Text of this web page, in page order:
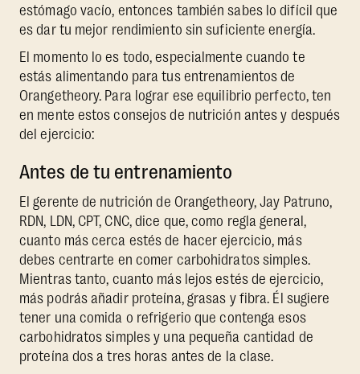
estómago vacío, entonces también sabes lo difícil que
es dar tu mejor rendimiento sin suficiente energía.
El momento lo es todo, especialmente cuando te
estás alimentando para tus entrenamientos de
Orangetheory. Para lograr ese equilibrio perfecto, ten
en mente estos consejos de nutrición antes y después
del ejercicio:
Antes de tu entrenamiento
El gerente de nutrición de Orangetheory, Jay Patruno,
RDN, LDN, CPT, CNC, dice que, como regla general,
cuanto más cerca estés de hacer ejercicio, más
debes centrarte en comer carbohidratos simples.
Mientras tanto, cuanto más lejos estés de ejercicio,
más podrás añadir proteína, grasas y fibra. Él sugiere
tener una comida o refrigerio que contenga esos
carbohidratos simples y una pequeña cantidad de
proteína dos a tres horas antes de la clase.